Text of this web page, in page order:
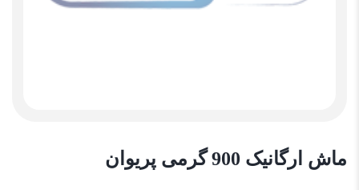
ماش ارگانیک 900 گرمی پریوان